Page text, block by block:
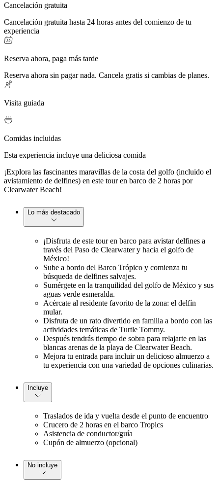
Cancelación gratuita
Cancelación gratuita hasta 24 horas antes del comienzo de tu
experiencia
Reserva ahora, paga más tarde
Reserva ahora sin pagar nada. Cancela gratis si cambias de planes.
Visita guiada
Comidas incluidas
Esta experiencia incluye una deliciosa comida
¡Explora las fascinantes maravillas de la costa del golfo (incluido el
avistamiento de delfines) en este tour en barco de 2 horas por
Clearwater Beach!
Lo más destacado
¡Disfruta de este tour en barco para avistar delfines a
través del Paso de Clearwater y hacia el golfo de
México!
Sube a bordo del Barco Trópico y comienza tu
búsqueda de delfines salvajes.
Sumérgete en la tranquilidad del golfo de México y sus
aguas verde esmeralda.
Acércate al residente favorito de la zona: el delfín
mular.
Disfruta de un rato divertido en familia a bordo con las
actividades temáticas de Turtle Tommy.
Después tendrás tiempo de sobra para relajarte en las
blancas arenas de la playa de Clearwater Beach.
Mejora tu entrada para incluir un delicioso almuerzo a
tu experiencia con una variedad de opciones culinarias.
Incluye
Traslados de ida y vuelta desde el punto de encuentro
Crucero de 2 horas en el barco Tropics
Asistencia de conductor/guía
Cupón de almuerzo (opcional)
No incluye